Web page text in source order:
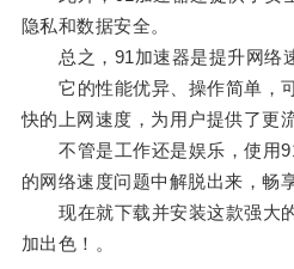
隐私和数据安全。
总之，91加速器是提升网络速
它的性能优异、操作简单，
快的上网速度，为用户提供了更
不管是工作还是娱乐，使用
的网络速度问题中解脱出来，畅
现在就下载并安装这款强大
加出色！。